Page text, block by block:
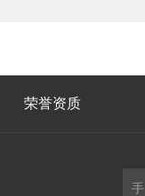
荣誉资质
手